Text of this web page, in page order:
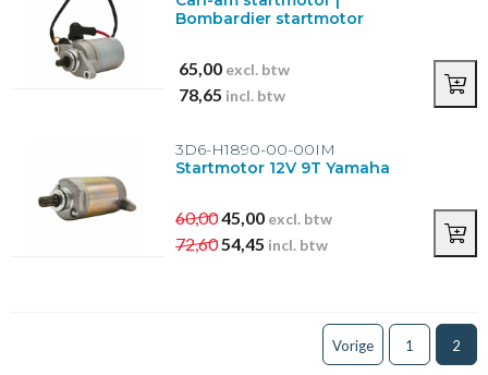
Bombardier startmotor
65,00 excl. btw
78,65 incl. btw
3D6-H1890-00-00IM
Startmotor 12V 9T Yamaha
60,0045,00 excl. btw
72,6054,45 incl. btw
Vorige 1 2